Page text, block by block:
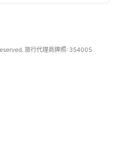
旅行代理商牌照: 354005